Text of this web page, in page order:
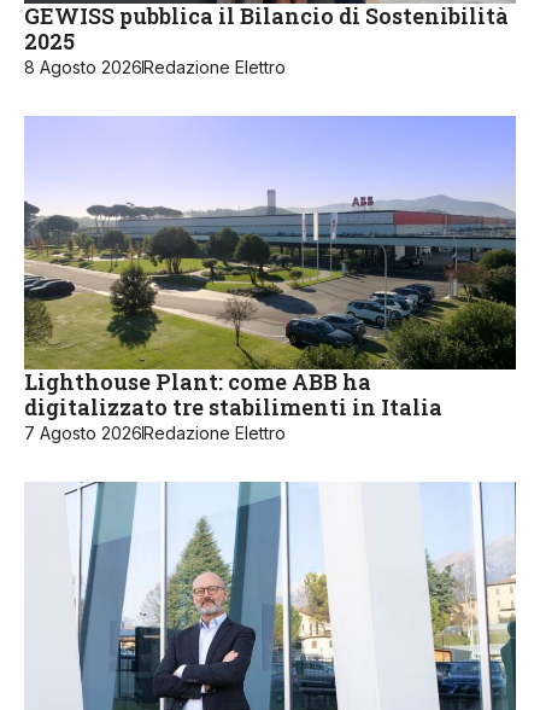
GEWISS pubblica il Bilancio di Sostenibilità
2025
8 Agosto 2026Redazione Elettro
Lighthouse Plant: come ABB ha
digitalizzato tre stabilimenti in Italia
7 Agosto 2026Redazione Elettro